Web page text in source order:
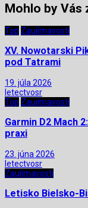
Mohlo by Vás
Top Zaujímavosti
XV. Nowotarski
pod Tatrami
19. júla 2026
letectvosr
Top Zaujímavosti
Garmin D2 Mach
praxi
23. júna 2026
letectvosr
Zaujímavosti
Letisko Bielsko-